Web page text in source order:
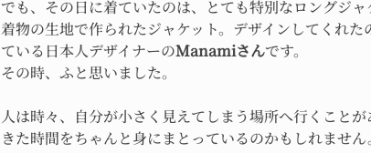
でも、その日に着ていたのは、とても特別なロングジャ
着物の生地で作られたジャケット。デザインしてくれ
ている日本人デザイナーのManamiさんです。
その時、ふと思いました。
人は時々、自分が小さく見えてしまう場所へ行くこと
きた時間をちゃんと身にまとっているのかもしれません。